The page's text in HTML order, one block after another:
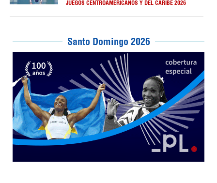
JUEGOS CENTROAMERICANOS Y DEL CARIBE 2026
Santo Domingo 2026